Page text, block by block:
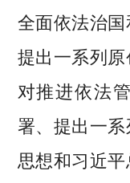
全面依法治国
提出一系列原
对推进依法
署、提出一
思想和习近